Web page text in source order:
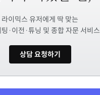
라이믹스 유저에게 딱 맞는
·이전·튜닝 및 종합 자문 서비스
상담 요청하기